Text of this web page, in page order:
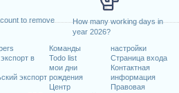
to remove
How many working days in
year 2026?
в
экспорт
Команды
Todo list
мои дни
рождения
Центр
настройки
Страница входа
Контактная
информация
Правовая